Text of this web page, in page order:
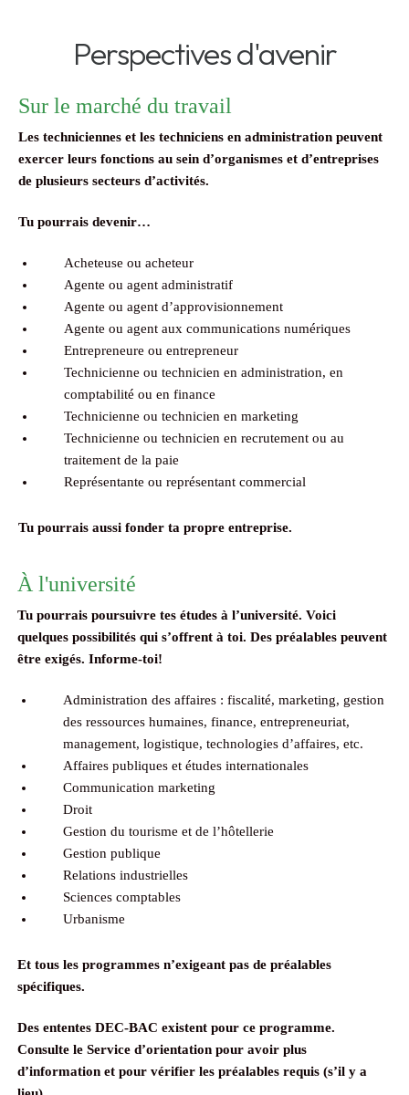
Perspectives d'avenir
Sur le marché du travail
Les techniciennes et les techniciens en administration peuvent
exercer leurs fonctions au sein d’organismes et d’entreprises
de plusieurs secteurs d’activités.
Tu pourrais devenir…
Acheteuse ou acheteur
Agente ou agent administratif
Agente ou agent d’approvisionnement
Agente ou agent aux communications numériques
Entrepreneure ou entrepreneur
Technicienne ou technicien en administration, en
comptabilité ou en finance
Technicienne ou technicien en marketing
Technicienne ou technicien en recrutement ou au
traitement de la paie
Représentante ou représentant commercial
Tu pourrais aussi fonder ta propre entreprise.
À l'université
Tu pourrais poursuivre tes études à l’université. Voici
quelques possibilités qui s’offrent à toi. Des préalables peuvent
être exigés. Informe-toi!
Administration des affaires : fiscalité, marketing, gestion
des ressources humaines, finance, entrepreneuriat,
management, logistique, technologies d’affaires, etc.
Affaires publiques et études internationales
Communication marketing
Droit
Gestion du tourisme et de l’hôtellerie
Gestion publique
Relations industrielles
Sciences comptables
Urbanisme
Et tous les programmes n’exigeant pas de préalables
spécifiques.
Des ententes DEC-BAC existent pour ce programme.
Consulte le Service d’orientation pour avoir plus
d’information et pour vérifier les préalables requis (s’il y a